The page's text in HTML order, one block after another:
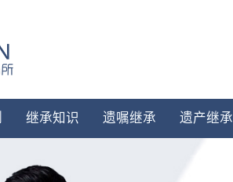
继承知识 遗嘱继承 遗产继承